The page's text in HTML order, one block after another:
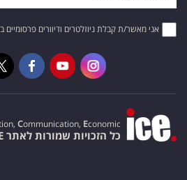
אני מאשר/ת קבלת ניוזלטרים ודיוורים פרסומיים
Communication, Economic
כל הזכויות שמורות לאתר ICE. ©